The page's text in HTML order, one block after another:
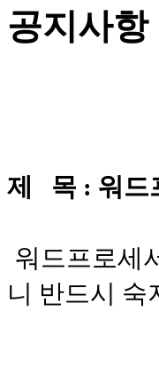
공지사항
제 목 : 워드
워드프로세
니 반드시 숙
-